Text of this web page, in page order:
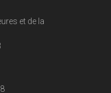
et de la